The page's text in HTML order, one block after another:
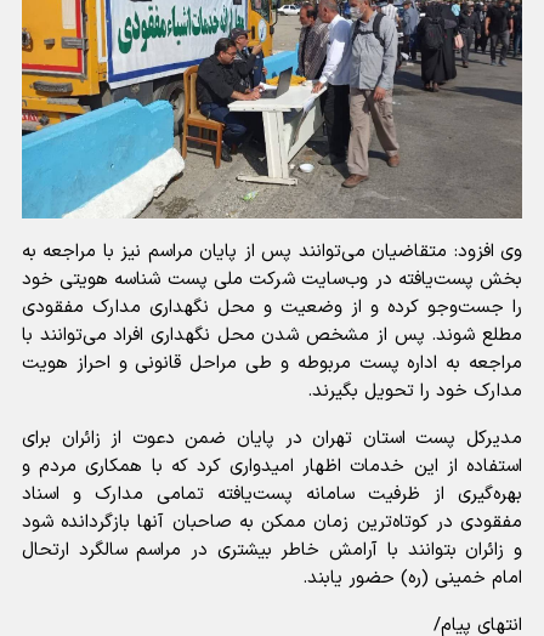
وی افزود: متقاضیان می‌توانند پس از پایان مراسم نیز با مراجعه به
بخش پست‌یافته در وب‌سایت شرکت ملی پست شناسه هویتی خود
را جست‌و‌جو کرده و از وضعیت و محل نگهداری مدارک مفقودی
مطلع شوند. پس از مشخص شدن محل نگهداری افراد می‌توانند با
مراجعه به اداره پست مربوطه و طی مراحل قانونی و احراز هویت
مدارک خود را تحویل بگیرند.
مدیرکل پست استان تهران در پایان ضمن دعوت از زائران برای
استفاده از این خدمات اظهار امیدواری کرد که با همکاری مردم و
بهره‌گیری از ظرفیت سامانه پست‌یافته تمامی مدارک و اسناد
مفقودی در کوتاه‌ترین زمان ممکن به صاحبان آنها بازگردانده شود
و زائران بتوانند با آرامش خاطر بیشتری در مراسم سالگرد ارتحال
امام خمینی (ره) حضور یابند.
انتهای پیام/